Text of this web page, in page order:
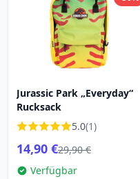
Jurassic Park „Everyday“
Rucksack
5.0(1)
14,90 €29,90 €
Verfügbar